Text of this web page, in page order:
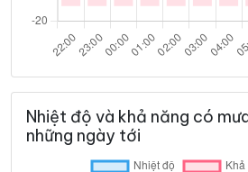
Nhiệt độ và khả năng có
những ngày tới